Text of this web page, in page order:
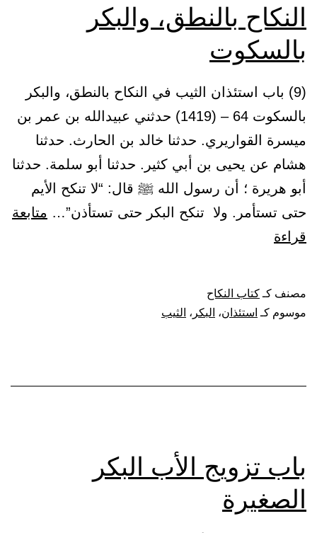
النكاح بالنطق، والبكر
بالسكوت
(9) باب استئذان الثيب في النكاح بالنطق، والبكر
بالسكوت 64 – (1419) حدثني عبيدالله بن عمر بن
ميسرة القواريري. حدثنا خالد بن الحارث. حدثنا
هشام عن يحيى بن أبي كثير. حدثنا أبو سلمة. حدثنا
أبو هريرة ؛ أن رسول الله ﷺ قال: “لا تنكح الأيم
حتى تستأمر. ولا تنكح البكر حتى تستأذن”… متابعة
قراءة
في
مصنف كـ كتاب النكاح
موسوم كـ استئذان، البكر ، الثيب
باب تزويج الأب البكر
الصغيرة